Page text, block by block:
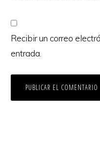
Recibir un correo
entrada.